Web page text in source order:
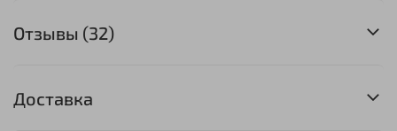
Отзывы (32)
Доставка